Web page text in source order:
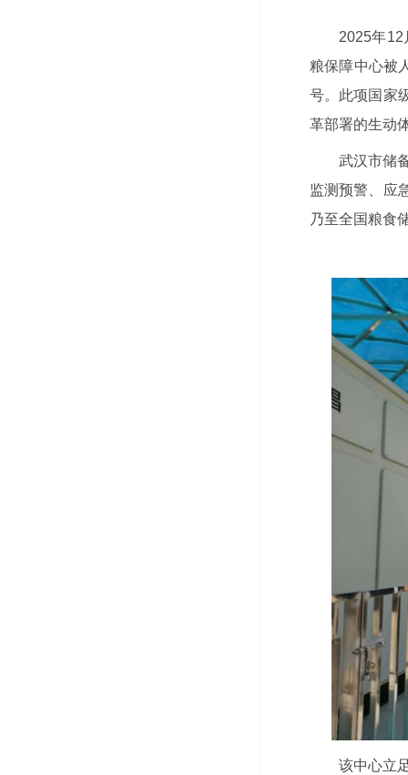
2025年12
粮保障中心被
号。此项国家
革部署的生动
武汉市储
监测预警、应
乃至全国粮食
该中心立